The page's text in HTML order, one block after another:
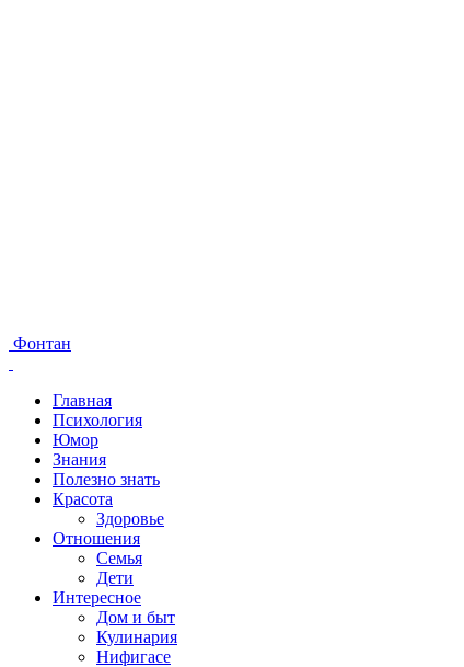
Фонтан
Главная
Психология
Юмор
Знания
Полезно знать
Красота
Здоровье
Отношения
Семья
Дети
Интересное
Дом и быт
Кулинария
Нифигасе